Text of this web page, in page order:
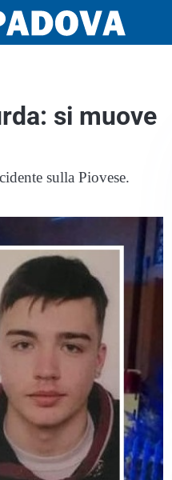
si muove
sulla Piovese.